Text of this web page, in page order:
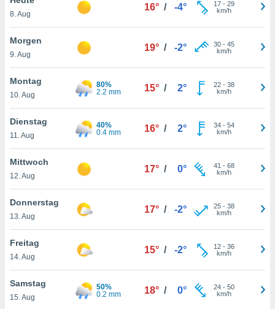
oder
Partner
es uns
das
der
Profil zu
Ihnen
finden
. Sie
jederzeit
Rand
8. Aug
16° / -4° 17- 29
km/h
Morgen
9. Aug
19° / -2° 30- 45
km/h
Montag
10. Aug
80%
2.2 mm
15° / 2° 22- 38
km/h
Dienstag
11. Aug
40%
0.4 mm
16° / 2° 34- 54
km/h
Mittwoch
12. Aug
17° / 0° 41 - 68
km/h
Donnerstag
13. Aug
17° / -2° 25- 38
km/h
Freitag
14. Aug
15° / -2° 12- 36
km/h
Samstag
15. Aug
50%
0.2 mm
18° / 0° 24- 50
km/h